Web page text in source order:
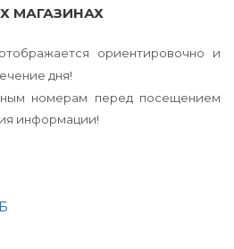
МАГАЗИНАХ
ориентировочно и
дня!
номерам перед посещением
информации!